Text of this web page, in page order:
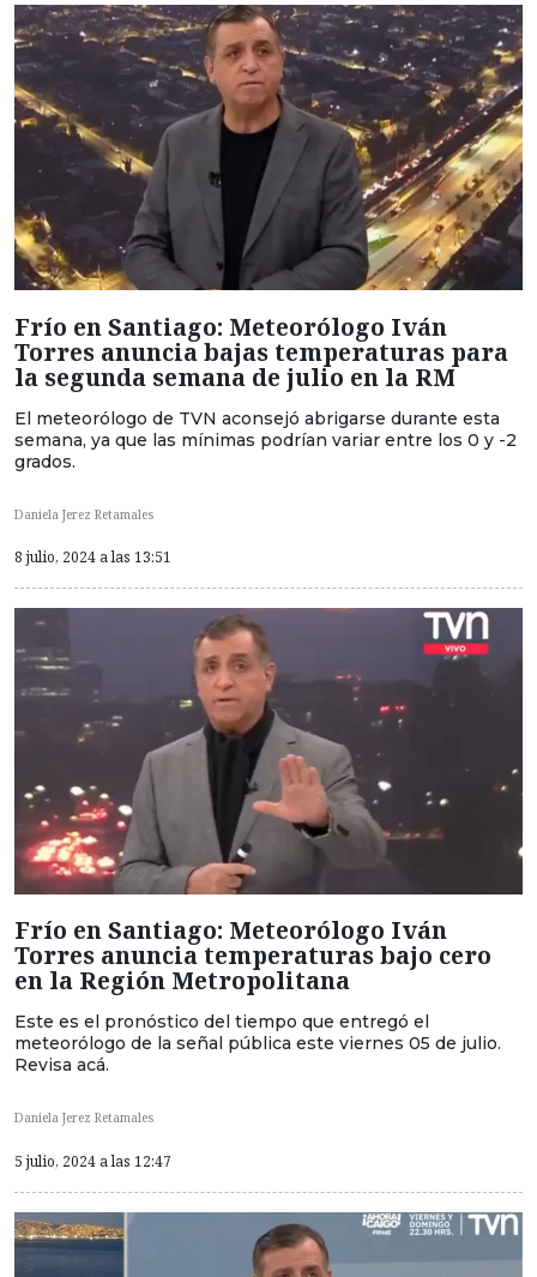
Frío en Santiago: Meteorólogo Iván
Torres anuncia bajas temperaturas para
la segunda semana de julio en la RM
El meteorólogo de TVN aconsejó abrigarse durante esta
semana, ya que las mínimas podrían variar entre los 0 y -2
grados.
Daniela Jerez Retamales
8 julio, 2024 a las 13:51
Frío en Santiago: Meteorólogo Iván
Torres anuncia temperaturas bajo cero
en la Región Metropolitana
Este es el pronóstico del tiempo que entregó el
meteorólogo de la señal pública este viernes 05 de julio.
Revisa acá.
Daniela Jerez Retamales
5 julio, 2024 a las 12:47